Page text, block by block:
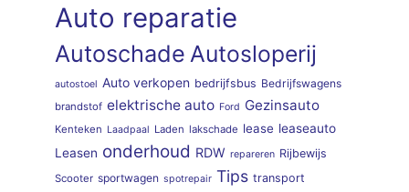
Auto reparatie
Autoschade Autosloperij
autostoel Auto verkopen bedrijfsbus Bedrijfswagens
brandstof elektrische auto Ford Gezinsauto
Kenteken Laadpaal Laden lakschade lease leaseauto
Leasen onderhoud RDW repareren Rijbewijs
Scooter sportwagen spotrepair Tips transport